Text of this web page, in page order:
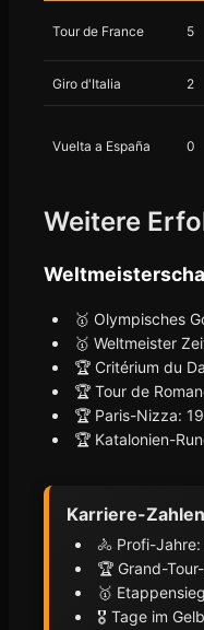
Tour de France 5
Giro d'Italia 2
Vuelta a España 0
Weitere
🥇 Olympisches
🥇 Weltmeister
🏆 Critérium du
🏆 Tour de
🏆 Paris-Nizza:
🏆 Katalonien-
Karriere-Zahlen
🚴 Profi-
🏆 Grand-
🥇
🎖️ Tage im